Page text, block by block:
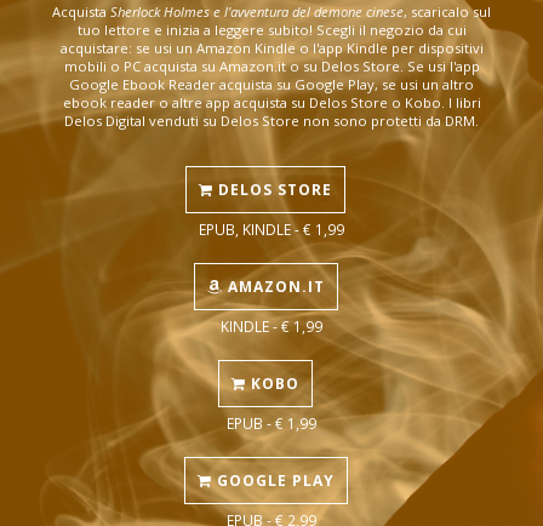
AcquistaSherlock Holmes e l'avventura del demone cinese, scaricalo sul
tuo lettore e inizia a leggere subito! Scegli il negozio da cui
acquistare: se usi un Amazon Kindle o l'app Kindle per dispositivi
mobili o PC acquista su Amazon.it o su Delos Store. Se usi l'app
Google Ebook Reader acquista su Google Play, se usi un altro
ebook reader o altre app acquista su Delos Store o Kobo. I libri
Delos Digital venduti su Delos Store non sono protetti da DRM.
DELOS STORE
EPUB, KINDLE - € 1,99
AMAZON.IT
KINDLE - € 1,99
KOBO
EPUB - € 1,99
GOOGLE PLAY
EPUB - € 2,99